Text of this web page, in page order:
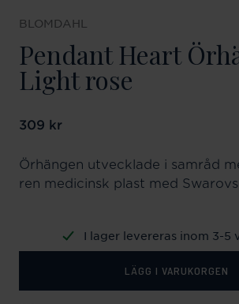
BLOMDAHL
Pendant Heart
Light rose
Pris:309 kr
309 kr
Örhängen utvecklade i samråd
ren medicinsk plast med
I lager levereras inom 3-5
LÄGG I VARUKORGEN